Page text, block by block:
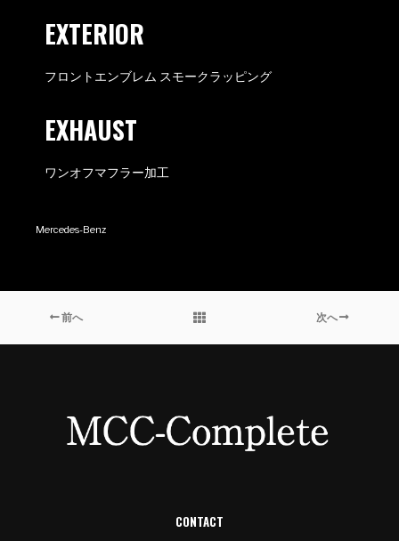
EXTERIOR
フロントエンブレム スモークラッピング
EXHAUST
ワンオフマフラー加工
Mercedes-Benz
前へ 次へ
CONTACT